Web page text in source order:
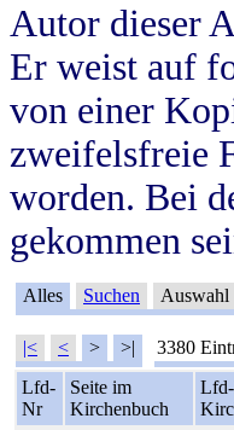
Autor dieser
Er weist auf
von einer
zweifelsfreie
worden. Bei
gekommen
Alles Suchen Auswahl
|< < > >| 3380
Lfd-
Nr
Seite im
Kirchenbuch